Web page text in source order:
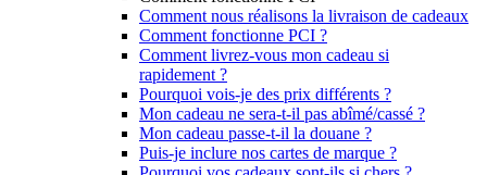
Comment nous réalisons la livraison de cadeaux
Comment fonctionne PCI ?
Comment livrez-vous mon cadeau si
rapidement ?
Pourquoi vois-je des prix différents ?
Mon cadeau ne sera-t-il pas abîmé/cassé ?
Mon cadeau passe-t-il la douane ?
Puis-je inclure nos cartes de marque ?